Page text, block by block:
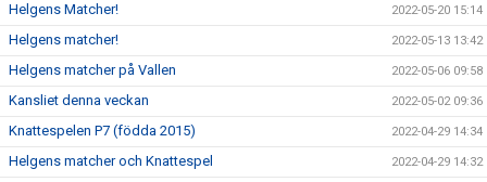
Helgens Matcher! 2022-05-20 15:14
Helgens matcher! 2022-05-13 13:42
Helgens matcher på Vallen 2022-05-06 09:58
Kansliet denna veckan 2022-05-02 09:36
Knattespelen P7 (födda 2015) 2022-04-29 14:34
Helgens matcher och Knattespel 2022-04-29 14:32